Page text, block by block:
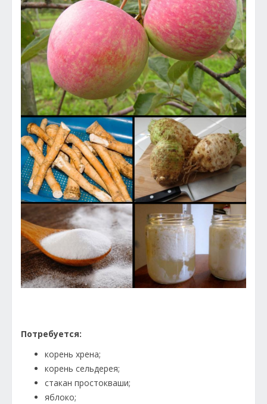
Потребуется:
корень хрена;
корень сельдерея;
стакан простокваши;
яблоко;